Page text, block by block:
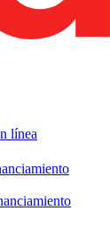
línea